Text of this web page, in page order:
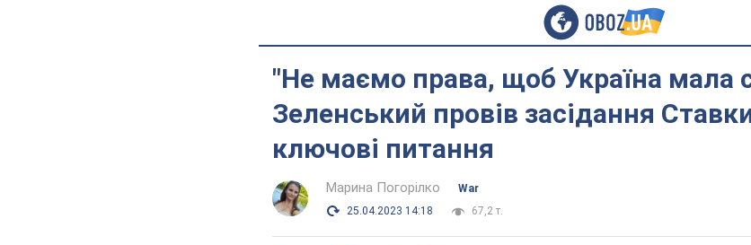
"Не маємо права, щоб Україна мала
Зеленський провів засідання
ключові питання
Марина Погорілко
War
25.04.2023 14:18
67,2 т.